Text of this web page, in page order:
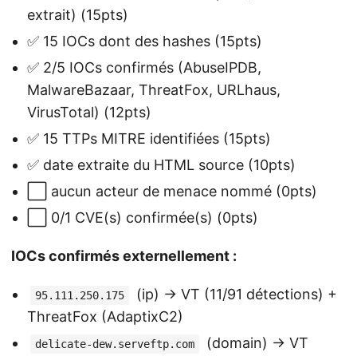
extrait) (15pts)
✅ 15 IOCs dont des hashes (15pts)
✅ 2/5 IOCs confirmés (AbuseIPDB,
MalwareBazaar, ThreatFox, URLhaus,
VirusTotal) (12pts)
✅ 15 TTPs MITRE identifiées (15pts)
✅ date extraite du HTML source (10pts)
⬜ aucun acteur de menace nommé (0pts)
⬜ 0/1 CVE(s) confirmée(s) (0pts)
IOCs confirmés externellement :
95.111.250.175
(ip) → VT (11/91 détections) +
ThreatFox (AdaptixC2)
delicate-dew.serveftp.com
(domain) → VT